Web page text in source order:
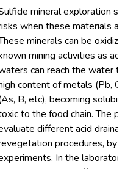
mineral exploration
when these materials
minerals can be
mining activities as
can reach the water
content of metals (Pb,
B, etc), becoming
to the food chain. The
different acid
procedures, by
In the